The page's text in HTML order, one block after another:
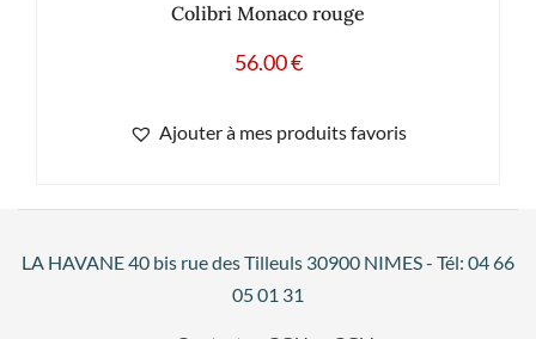
Colibri Monaco rouge
56.00€
Ajouter à mes produits favoris
LA HAVANE 40 bis rue des Tilleuls 30900 NIMES - Tél: 04 66
05 01 31